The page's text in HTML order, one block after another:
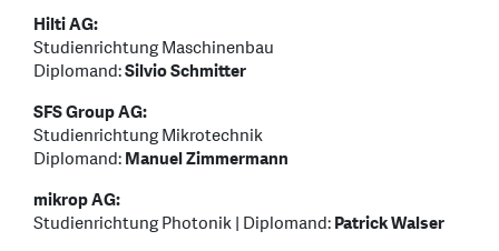
Hilti AG:
Studienrichtung Maschinenbau
Diplomand:Silvio Schmitter
SFS Group AG:
Studienrichtung Mikrotechnik
Diplomand:Manuel Zimmermann
mikrop AG:
Studienrichtung Photonik | Diplomand:Patrick Walser